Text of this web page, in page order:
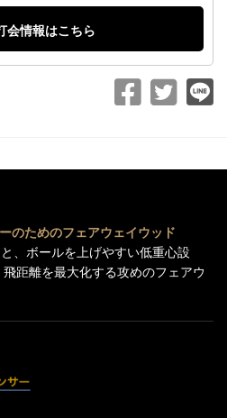
会情報はこちら
のためのフェアウェイウッド
、ボールを上げやすい低重心設
距離を最大化する攻めのフェアウ